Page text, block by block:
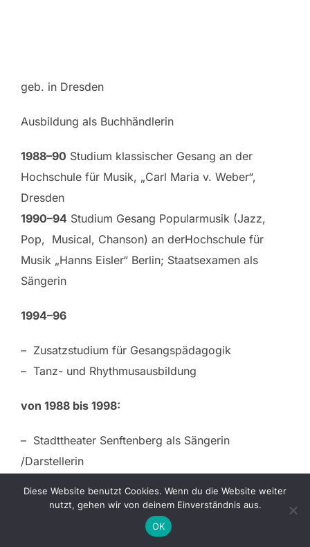
geb. in Dresden
Ausbildung als Buchhändlerin
1988–90 Studium klassischer Gesang an der
Hochschule für Musik, „Carl Maria v. Weber“,
Dresden
1990–94 Studium Gesang Popularmusik (Jazz,
Pop, Musical, Chanson) an derHochschule für
Musik „Hanns Eisler“ Berlin; Staatsexamen als
Sängerin
1994–96
– Zusatzstudium für Gesangspädagogik
– Tanz- und Rhythmusausbildung
von 1988 bis 1998:
– Stadttheater Senftenberg als Sängerin
/Darstellerin
schwerelos“ u. a.)
– Kleist-Theater Frankfurt (Hauptrolle in
Diese Website benutzt Cookies. Wenn du die Website weiter
nutzt, gehen wir von deinem Einverständnis aus.
OK